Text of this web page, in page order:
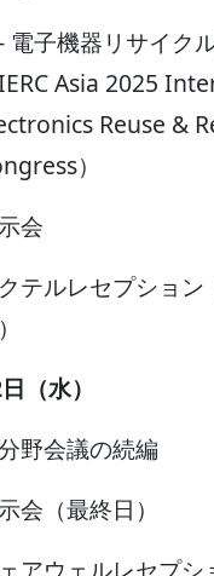
子機器リサイク
IERC Asia 2025
Reuse &
）
会
テルレセプション
（水）
野会議の続編
会（最終日）